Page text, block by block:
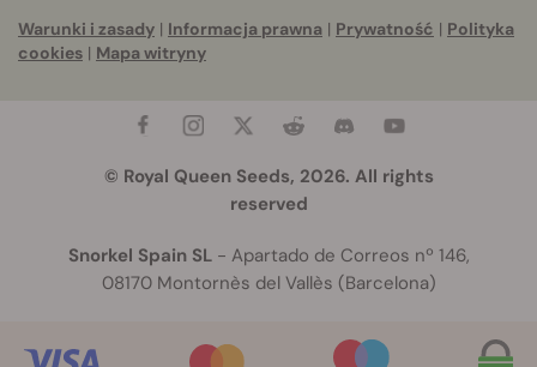
Warunki i zasady | Informacja prawna | Prywatność | Polityka
cookies | Mapa witryny
© Royal Queen Seeds, 2026. All rights
reserved
Snorkel Spain SL- Apartado de Correos nº 146,
08170 Montornès del Vallès (Barcelona)